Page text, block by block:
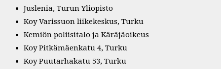
Juslenia, Turun Yliopisto
Koy Varissuon liikekeskus, Turku
Kemiön poliisitalo ja Käräjäoikeus
Koy Pitkämäenkatu 4, Turku
Koy Puutarhakatu 53, Turku